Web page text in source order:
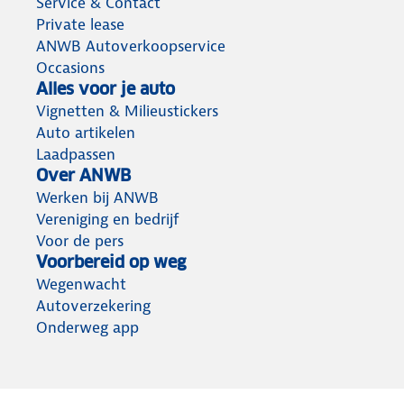
Private lease
ANWB Autoverkoopservice
Occasions
Alles voor je auto
Vignetten & Milieustickers
Auto artikelen
Laadpassen
Over ANWB
Werken bij ANWB
Vereniging en bedrijf
Voor de pers
Voorbereid op weg
Wegenwacht
Autoverzekering
Onderweg app